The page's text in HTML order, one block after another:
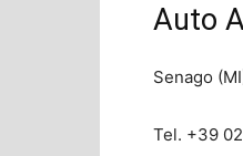
Auto
Senago
Tel. +39